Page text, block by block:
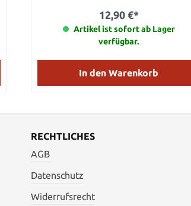
12,90 €*
Artikel ist sofort ab Lager
verfügbar.
In den Warenkorb
RECHTLICHES
AGB
Datenschutz
Widerrufsrecht